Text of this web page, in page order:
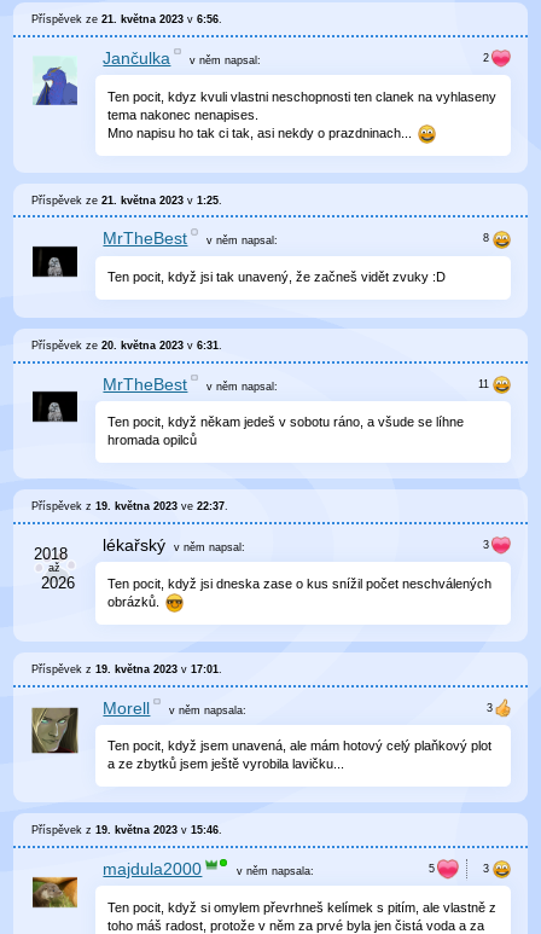
Příspěvek ze21. května 2023 v6:56.
Jančulka v němnapsal:
Ten pocit, kdyz kvuli vlastni neschopnosti ten clanek na vyhlaseny
tema nakonec nenapises.
Mno napisu ho tak ci tak, asi nekdy o prazdninach...
Příspěvek ze21. května 2023 v1:25
MrTheBest v němnapsal:
Ten pocit, když jsi tak unavený, že začneš vidět zvuky :D
Příspěvek ze20. května 2023 v6:31
MrTheBest v němnapsal:
Ten pocit, když někam jedeš v sobotu ráno, a všude se líhne
hromada opilců
Příspěvek z19. května 2023 ve22:37.
lékařský v něm napsal:
Ten pocit, když jsi dneska zase o kus snížil počet neschválených
obrázků.
Příspěvek z19. května 2023 v17:01
Morell v němnapsala:
Ten pocit, když jsem unavená, ale mám hotový celý plaňkový plot
a ze zbytků jsem ještě vyrobila lavičku...
Příspěvek z19. května 2023 v15:46.
majdula2000 v něm napsala:
Ten pocit, když si omylem převrhneš kelímek s pitím, ale vlastně z
toho máš radost, protože v něm za prvé byla jen čistá voda a za